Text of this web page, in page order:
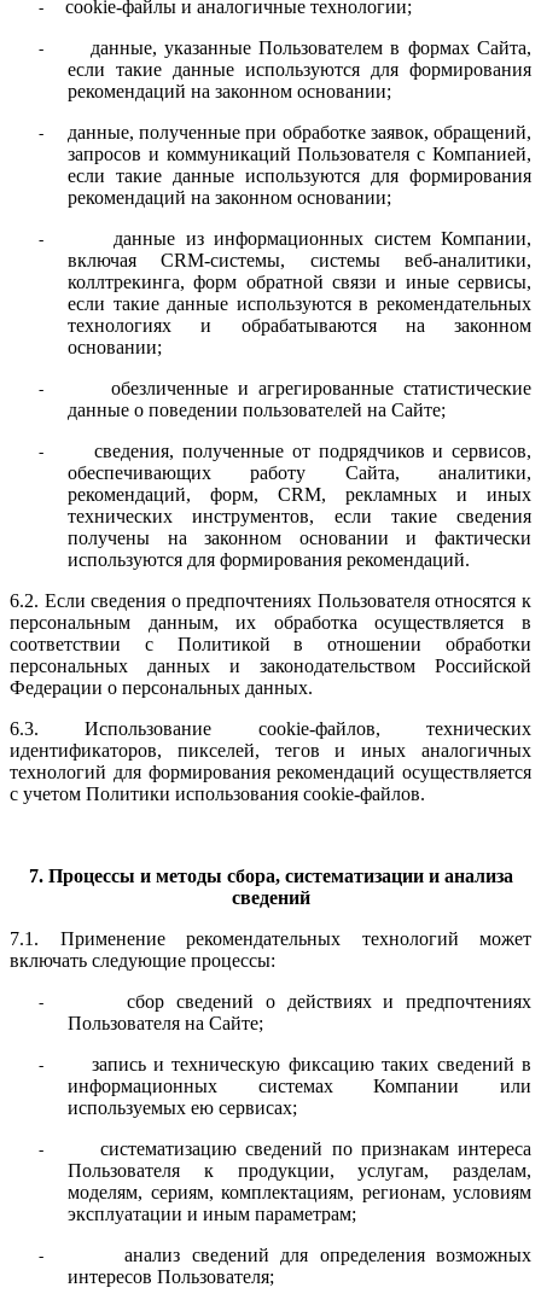
- cookie-файлы и аналогичные технологии;
-
данные, указанные Пользователем в формах Сайта,
если такие данные используются для формирования
рекомендаций на законном основании;
-
данные, полученные при обработке заявок, обращений,
запросов и коммуникаций Пользователя с Компанией,
если такие данные используются для формирования
рекомендаций на законном основании;
-
данные из информационных систем Компании,
включая CRM-системы, системы веб-аналитики,
коллтрекинга, форм обратной связи и иные сервисы,
если такие данные используются в рекомендательных
технологиях и обрабатываются на законном
основании;
-
обезличенные и агрегированные статистические
данные о поведении пользователей на Сайте;
-
сведения, полученные от подрядчиков и сервисов,
обеспечивающих работу Сайта, аналитики,
рекомендаций, форм, CRM, рекламных и иных
технических инструментов, если такие сведения
получены на законном основании и фактически
используются для формирования рекомендаций.
6.2. Если сведения о предпочтениях Пользователя относятся к
персональным данным, их обработка осуществляется в
соответствии с Политикой в отношении обработки
персональных данных и законодательством Российской
Федерации о персональных данных.
6.3. Использование cookie-файлов, технических
идентификаторов, пикселей, тегов и иных аналогичных
технологий для формирования рекомендаций осуществляется
с учетом Политики использования cookie-файлов.
7. Процессы и методы сбора, систематизации и анализа
сведений
7.1. Применение рекомендательных технологий может
включать следующие процессы:
-
сбор сведений о действиях и предпочтениях
Пользователя на Сайте;
-
запись и техническую фиксацию таких сведений в
информационных системах Компании или
используемых ею сервисах;
-
систематизацию сведений по признакам интереса
Пользователя к продукции, услугам, разделам,
моделям, сериям, комплектациям, регионам, условиям
эксплуатации и иным параметрам;
-
анализ сведений для определения возможных
интересов Пользователя;